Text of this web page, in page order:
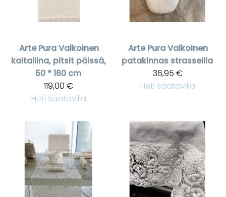
Arte PuraValkoinen
kaitaliina, pitsit päissä,
50 * 160 cm
119,00 €
Heti saatavilla
Arte PuraValkoinen
patakinnas strasseilla
36,95 €
Heti saatavilla